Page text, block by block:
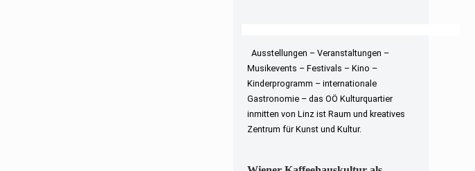
Ausstellungen – Veranstaltungen –
Musikevents – Festivals – Kino –
Kinderprogramm – internationale
Gastronomie – das OÖ Kulturquartier
inmitten von Linz ist Raum und kreatives
Zentrum für Kunst und Kultur.